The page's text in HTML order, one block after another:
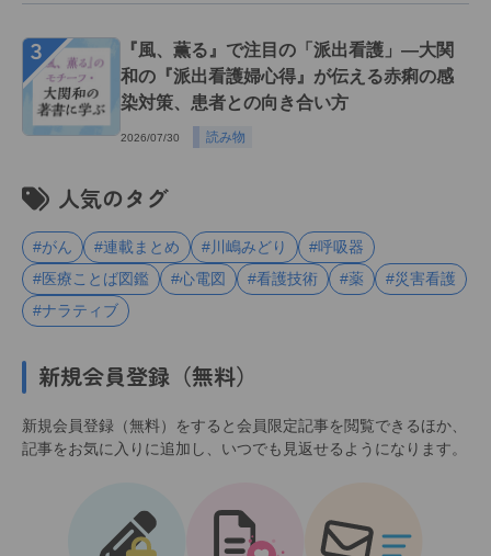
３
『風、薫る』で注目の「派出看護」―大関
和の『派出看護婦心得』が伝える赤痢の感
染対策、患者との向き合い方
2026/07/30 読み物
人気のタグ
#がん #連載まとめ #川嶋みどり
#呼吸器
#医療ことば図鑑
#心電図 #看護技術 #薬
#災害看護
#ナラティブ
新規会員登録（無料）
新規会員登録（無料）をすると会員限定記事を閲覧できるほか、
記事をお気に入りに追加し、いつでも見返せるようになります。